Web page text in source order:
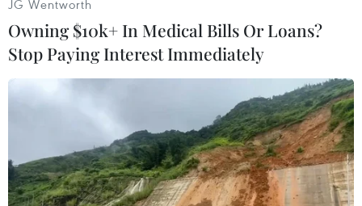
#Tên miền #Khiêu dâm #ICANN
Theo dõi VietnamPlus
JG Wentworth
Owning $10k+ In Medical Bills Or Loans?
Stop Paying Interest Immediately